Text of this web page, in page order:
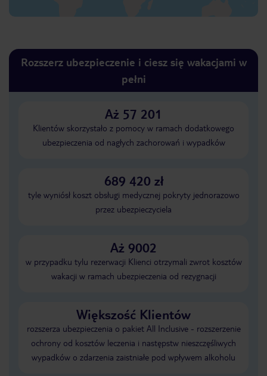
Rozszerz ubezpieczenie i ciesz się wakacjami w
pełni
Aż 57 201
Klientów skorzystało z pomocy w ramach dodatkowego
ubezpieczenia od nagłych zachorowań i wypadków
689 420 zł
tyle wyniósł koszt obsługi medycznej pokryty jednorazowo
przez ubezpieczyciela
Aż 9002
w przypadku tylu rezerwacji Klienci otrzymali zwrot kosztów
wakacji w ramach ubezpieczenia od rezygnacji
Większość Klientów
rozszerza ubezpieczenia o pakiet All Inclusive - rozszerzenie
ochrony od kosztów leczenia i następstw nieszczęśliwych
wypadków o zdarzenia zaistniałe pod wpływem alkoholu